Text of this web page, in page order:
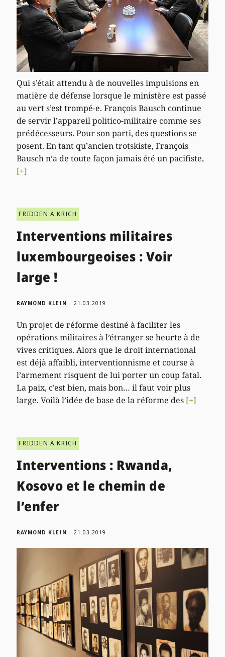
Qui s’était attendu à de nouvelles impulsions en
matière de défense lorsque le ministère est passé
au vert s’est trompé-e. François Bausch continue
de servir l’appareil politico-militaire comme ses
prédécesseurs. Pour son parti, des questions se
posent. En tant qu’ancien trotskiste, François
Bausch n’a de toute façon jamais été un pacifiste,
[+]
FRIDDEN A KRICH
Interventions militaires
luxembourgeoises : Voir
large !
RAYMOND KLEIN 21.03.2019
Un projet de réforme destiné à faciliter les
opérations militaires à l’étranger se heurte à de
vives critiques. Alors que le droit international
est déjà affaibli, interventionnisme et course à
l’armement risquent de lui porter un coup fatal.
La paix, c’est bien, mais bon… il faut voir plus
large. Voilà l’idée de base de la réforme des [+]
FRIDDEN A KRICH
Interventions : Rwanda,
Kosovo et le chemin de
l’enfer
RAYMOND KLEIN 21.03.2019